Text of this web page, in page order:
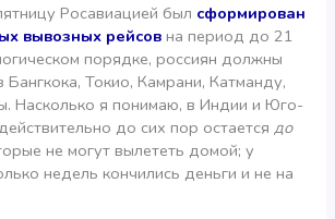
Росавиацией был сформирован
вывозных рейсов на период до 21
порядке, россиян должны
Бангкока, Токио, Камрани, Катманду,
Насколько я понимаю, в Индии и Юго-
до сих пор остаетсядо
не могут вылететь домой; у
недель кончились деньги и не на